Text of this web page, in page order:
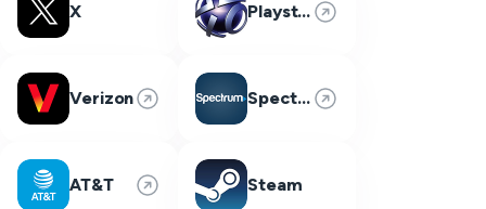
X Playstation Network
Verizon Spectrum
AT&T Steam